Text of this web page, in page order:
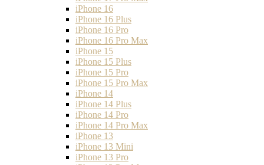
iPhone 16
iPhone 16 Plus
iPhone 16 Pro
iPhone 16 Pro Max
iPhone 15
iPhone 15 Plus
iPhone 15 Pro
iPhone 15 Pro Max
iPhone 14
iPhone 14 Plus
iPhone 14 Pro
iPhone 14 Pro Max
iPhone 13
iPhone 13 Mini
iPhone 13 Pro